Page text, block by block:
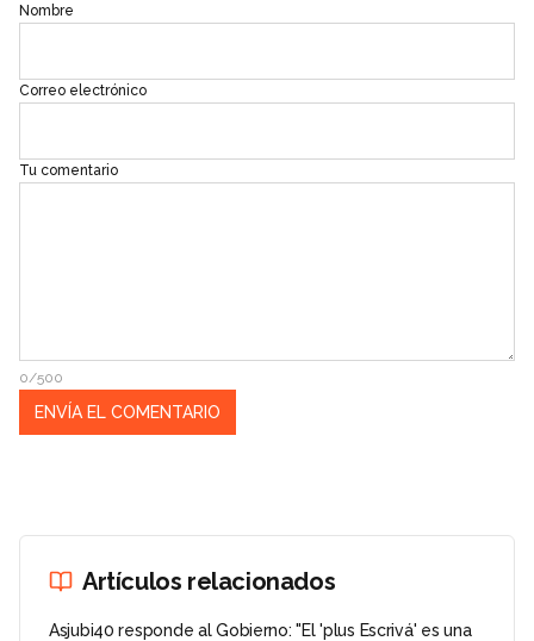
Nombre
Correo electrónico
Tu comentario
0/500
Artículos relacionados
Asjubi40 responde al Gobierno: "El 'plus Escrivá' es una